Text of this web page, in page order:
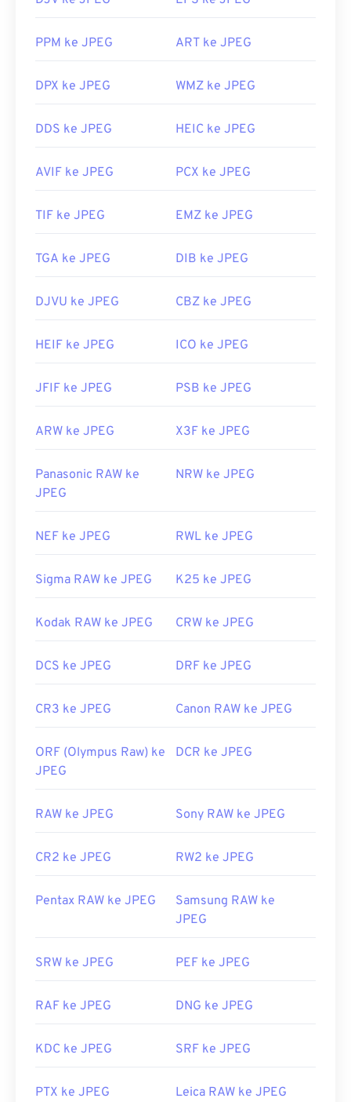
Dikembangkan oleh:
CDisplay
Rilis Awal:Maret 1993
https://en.wikipedia.org/wiki/Comic_book_archive
Apple Preview
Dikembangkan oleh:
Joint Photographic Experts
Rilis Awal:18 September 1992
https://en.wikipedia.org/wiki/JPEG
PPM ke JPEG ART ke JPEG
DPX ke JPEG WMZ ke JPEG
DDS ke JPEG HEIC ke JPEG
AVIF ke JPEG PCX ke JPEG
TIF ke JPEG EMZ ke JPEG
TGA ke JPEG DIB ke JPEG
DJVU ke JPEG CBZ ke JPEG
HEIF ke JPEG ICO ke JPEG
JFIF ke JPEG PSB ke JPEG
ARW ke JPEG X3F ke JPEG
Panasonic RAW ke
JPEG
NRW ke JPEG
NEF ke JPEG RWL ke JPEG
Sigma RAW ke JPEG K25 ke JPEG
Kodak RAW ke JPEG CRW ke JPEG
DCS ke JPEG DRF ke JPEG
CR3 ke JPEG Canon RAW ke JPEG
ORF (Olympus Raw) ke
JPEG
DCR ke JPEG
RAW ke JPEG Sony RAW ke JPEG
CR2 ke JPEG RW2 ke JPEG
Pentax RAW ke JPEG
Samsung RAW ke
JPEG
SRW ke JPEG PEF ke JPEG
RAF ke JPEG DNG ke JPEG
KDC ke JPEG SRF ke JPEG
PTX ke JPEG Leica RAW ke JPEG